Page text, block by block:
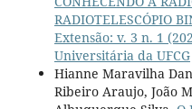
RADIOTELESCÓPIO
Extensão: v. 3 n. 1
Universitária da UFCG
Hianne Maravilha
Ribeiro Araujo, João